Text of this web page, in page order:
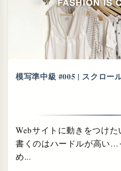
模写準中級 #005 | スクロー
Webサイトに動きをつけ
書くのはハードルが高い…
め...